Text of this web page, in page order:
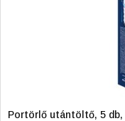
Portörlő utántöltő, 5 db,